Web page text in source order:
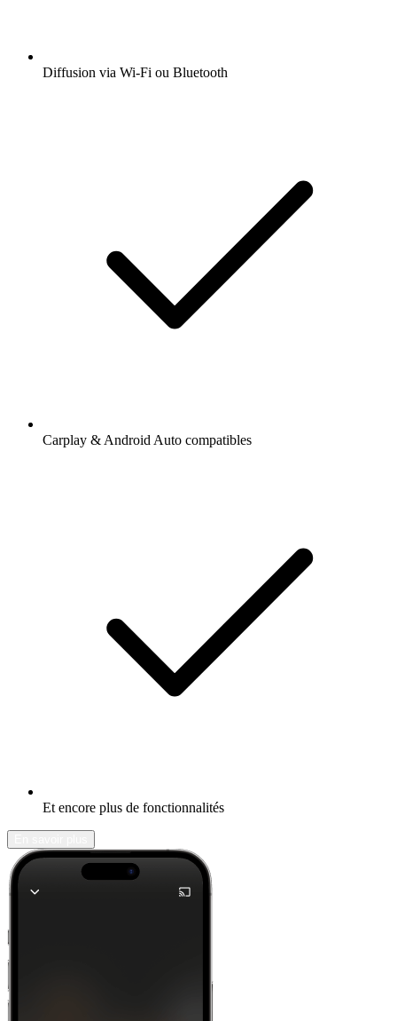
Diffusion via Wi-Fi ou Bluetooth
Carplay & Android Auto compatibles
Et encore plus de fonctionnalités